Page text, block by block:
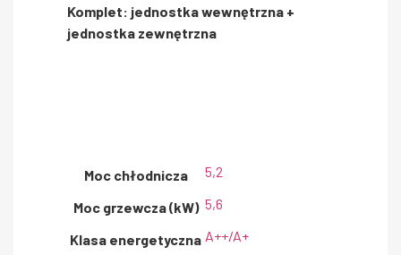
Komplet: jednostka wewnętrzna +
jednostka zewnętrzna
Moc chłodnicza 5,2
Moc grzewcza (kW) 5,6
Klasa energetyczna A++/A+